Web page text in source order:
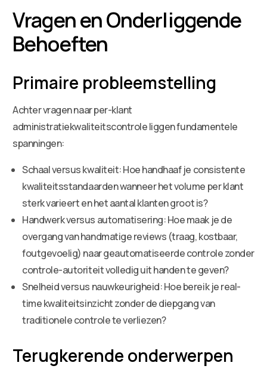
Vragen en Onderliggende
Behoeften
Primaire probleemstelling
Achter vragen naar per-klant
administratiekwaliteitscontrole liggen fundamentele
spanningen:
Schaal versus kwaliteit: Hoe handhaaf je consistente
kwaliteitsstandaarden wanneer het volume per klant
sterk varieert en het aantal klanten groot is?
Handwerk versus automatisering: Hoe maak je de
overgang van handmatige reviews (traag, kostbaar,
foutgevoelig) naar geautomatiseerde controle zonder
controle-autoriteit volledig uit handen te geven?
Snelheid versus nauwkeurigheid: Hoe bereik je real-
time kwaliteitsinzicht zonder de diepgang van
traditionele controle te verliezen?
Terugkerende onderwerpen